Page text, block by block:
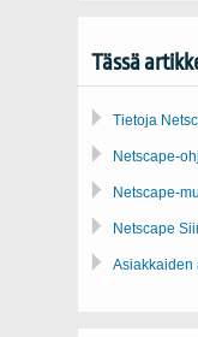
Tässä
Tietoja
Netscape-
Netscape-
Netscape
Asiakkaiden